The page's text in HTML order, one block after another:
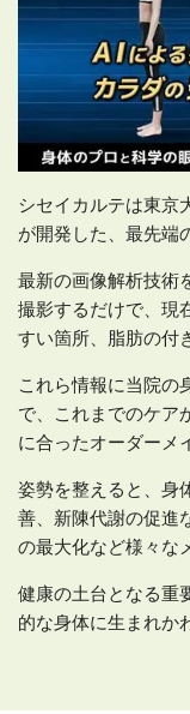
シセイカルテは東京
が開発した、最先端
最新の画像解析技術
撮影するだけで、現
すい箇所、脂肪の付
これら情報に当院の
で、これまでのケア
に合ったオーダーメ
姿勢を整えると、身
善、新陳代謝の促進
の最大化など様々な
健康の土台となる重
的な身体に生まれか